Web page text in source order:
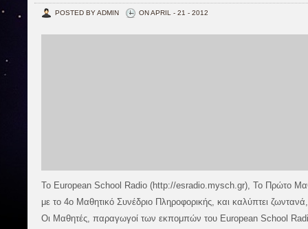
POSTED BY ADMIN ON APRIL - 21 - 2012
Το European School Radio (http://esradio.mysch.gr), Το Πρώτο
με το 4ο Μαθητικό Συνέδριο Πληροφορικής, και καλύπτει
Οι Μαθητές, παραγωγοί των εκπομπών του European School